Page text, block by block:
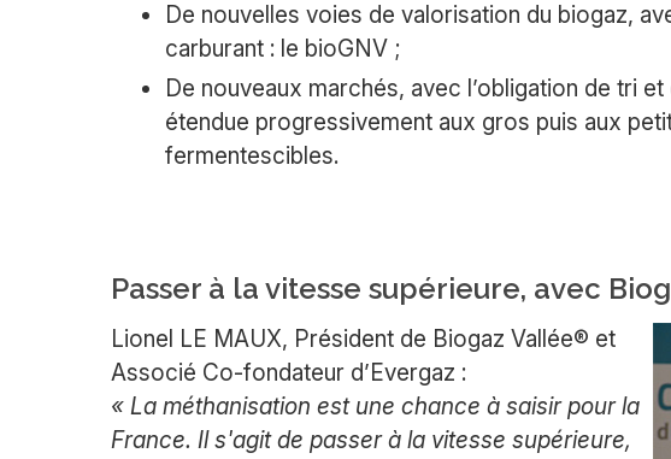
De nouvelles voies de valorisation du biogaz,
carburant : le bioGNV ;
De nouveaux marchés, avec l’obligation de tri
étendue progressivement aux gros puis aux
fermentescibles.
Passer à la vitesse supérieure, avec
Lionel LE MAUX, Président de Biogaz Vallée® et
Associé Co-fondateur d’Evergaz :
« La méthanisation est une chance à saisir pour la
France. Il s'agit de passer à la vitesse supérieure,